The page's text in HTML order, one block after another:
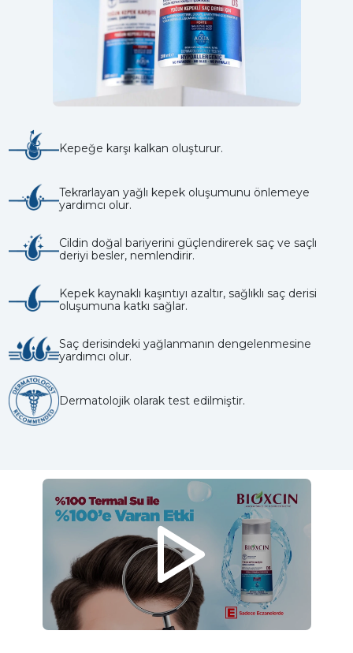
Kepeğe karşı kalkan oluşturur.
Tekrarlayan yağlı kepek oluşumunu önlemeye
yardımcı olur.
Cildin doğal bariyerini güçlendirerek saç ve saçlı
deriyi besler, nemlendirir.
Kepek kaynaklı kaşıntıyı azaltır, sağlıklı saç derisi
oluşumuna katkı sağlar.
Saç derisindeki yağlanmanın dengelenmesine
yardımcı olur.
Dermatolojik olarak test edilmiştir.